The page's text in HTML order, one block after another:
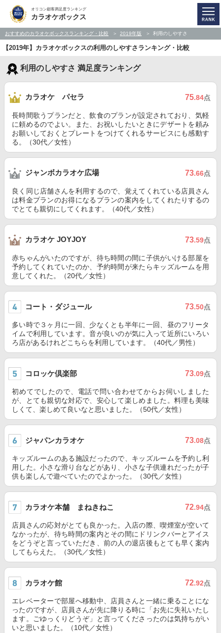
オリコン顧客満足度ランキング
カラオケボックス
おすすめのカラオケボックスランキング・比較 2019年版 利用のしやすさ
【2019年】カラオケボックスの利用のしやすさランキング・比較
利用のしやすさ 満足度ランキング
カラオケ パセラ 75.84点
長時間歌うプランだと、飲食のプランが設定されており、気軽
に頼めるのでよい。また、お祝いしたいときにデザートを頼み
お願いしておくとプレートをつけてくれるサービスにも感動す
る。（30代／女性）
ジャンボカラオケ広場 73.66点
良く同じ店舗さんを利用するので、覚えてくれている店員さん
は料金プランのお得になるプランの案内をしてくれたりするの
でとても親切にしてくれます。（40代／女性）
カラオケ JOYJOY 73.59点
赤ちゃんがいたのですが、待ち時間の間に子供がいける部屋を
予約してくれていたのか、予約時間が来たらキッズルームを用
意してくれた。（20代／女性）
コート・ダジュール 73.50点
多い時で３ヶ月に一回、少なくとも半年に一回、昼のフリータ
イムで利用しています。音が良いのが気に入って近所にいろい
ろ店があるけれどこちらを利用しています。（40代／男性）
コロッケ倶楽部 73.09点
初めてでしたので、電話で問い合わせてからお伺いしました
が、とても親切な対応で、安心して楽しめました。料理も美味
しくて、楽しめて良いなと思いました。（50代／女性）
ジャパンカラオケ 73.08点
キッズルームのある施設だったので、キッズルームを予約し利
用した。小さな滑り台などがあり、小さな子供連れだったが子
供も楽しんで遊べていたのでよかった。（30代／女性）
カラオケ本舗 まねきねこ 72.94点
店員さんの応対がとても良かった。入店の際、喫煙室が空いて
なかったが、待ち時間の案内とその間にドリンクバーとアイス
をどうぞと言っていただき、前の人の退店後もとても早く案内
してもらえた。（30代／女性）
カラオケ館 72.92点
エレベーターで部屋へ移動中、店員さんと一緒に乗ることにな
ったのですが、店員さんが先に降りる時に「お先に失礼いたし
ます。ごゆっくりどうぞ」と言ってくださったのは気持ちがい
いと思いました。（10代／女性）